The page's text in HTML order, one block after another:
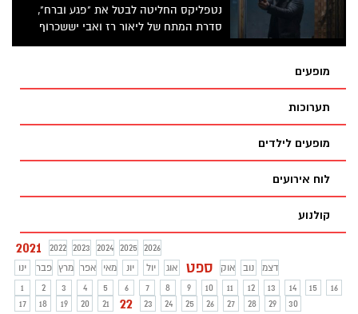
נטפליקס החליטה לבטל את "פגע וברח",
סדרת המתח של ליאור רז ואבי יששכרוף
שעלתה באוגוסט האחרון. לפי הדיווח באתר
מאחר שהסדרה צולמה בשני מוקדים שונים,
לא פחות משלוש שנות עבודה.
מופעים
תערוכות
מופעים לילדים
לוח אירועים
קולנוע
2021 2022 2023 2024 2025
2026
ינו
פבר מרץ אפר מאי יונ יול אוג ספט אוק נוב
דצמ
1
2 3 4 5 6 7 8 9 10 11 12 13 14 15
16
17
18 19 20 21 22 23 24 25 26 27 28 29 30